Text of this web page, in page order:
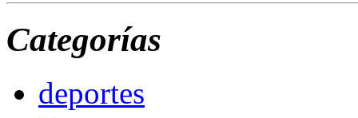
Categorías
deportes